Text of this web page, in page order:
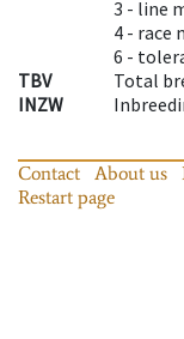
3 - line
4 - race
6 -
TBV
Total
INZW
Contact About us
Restart page